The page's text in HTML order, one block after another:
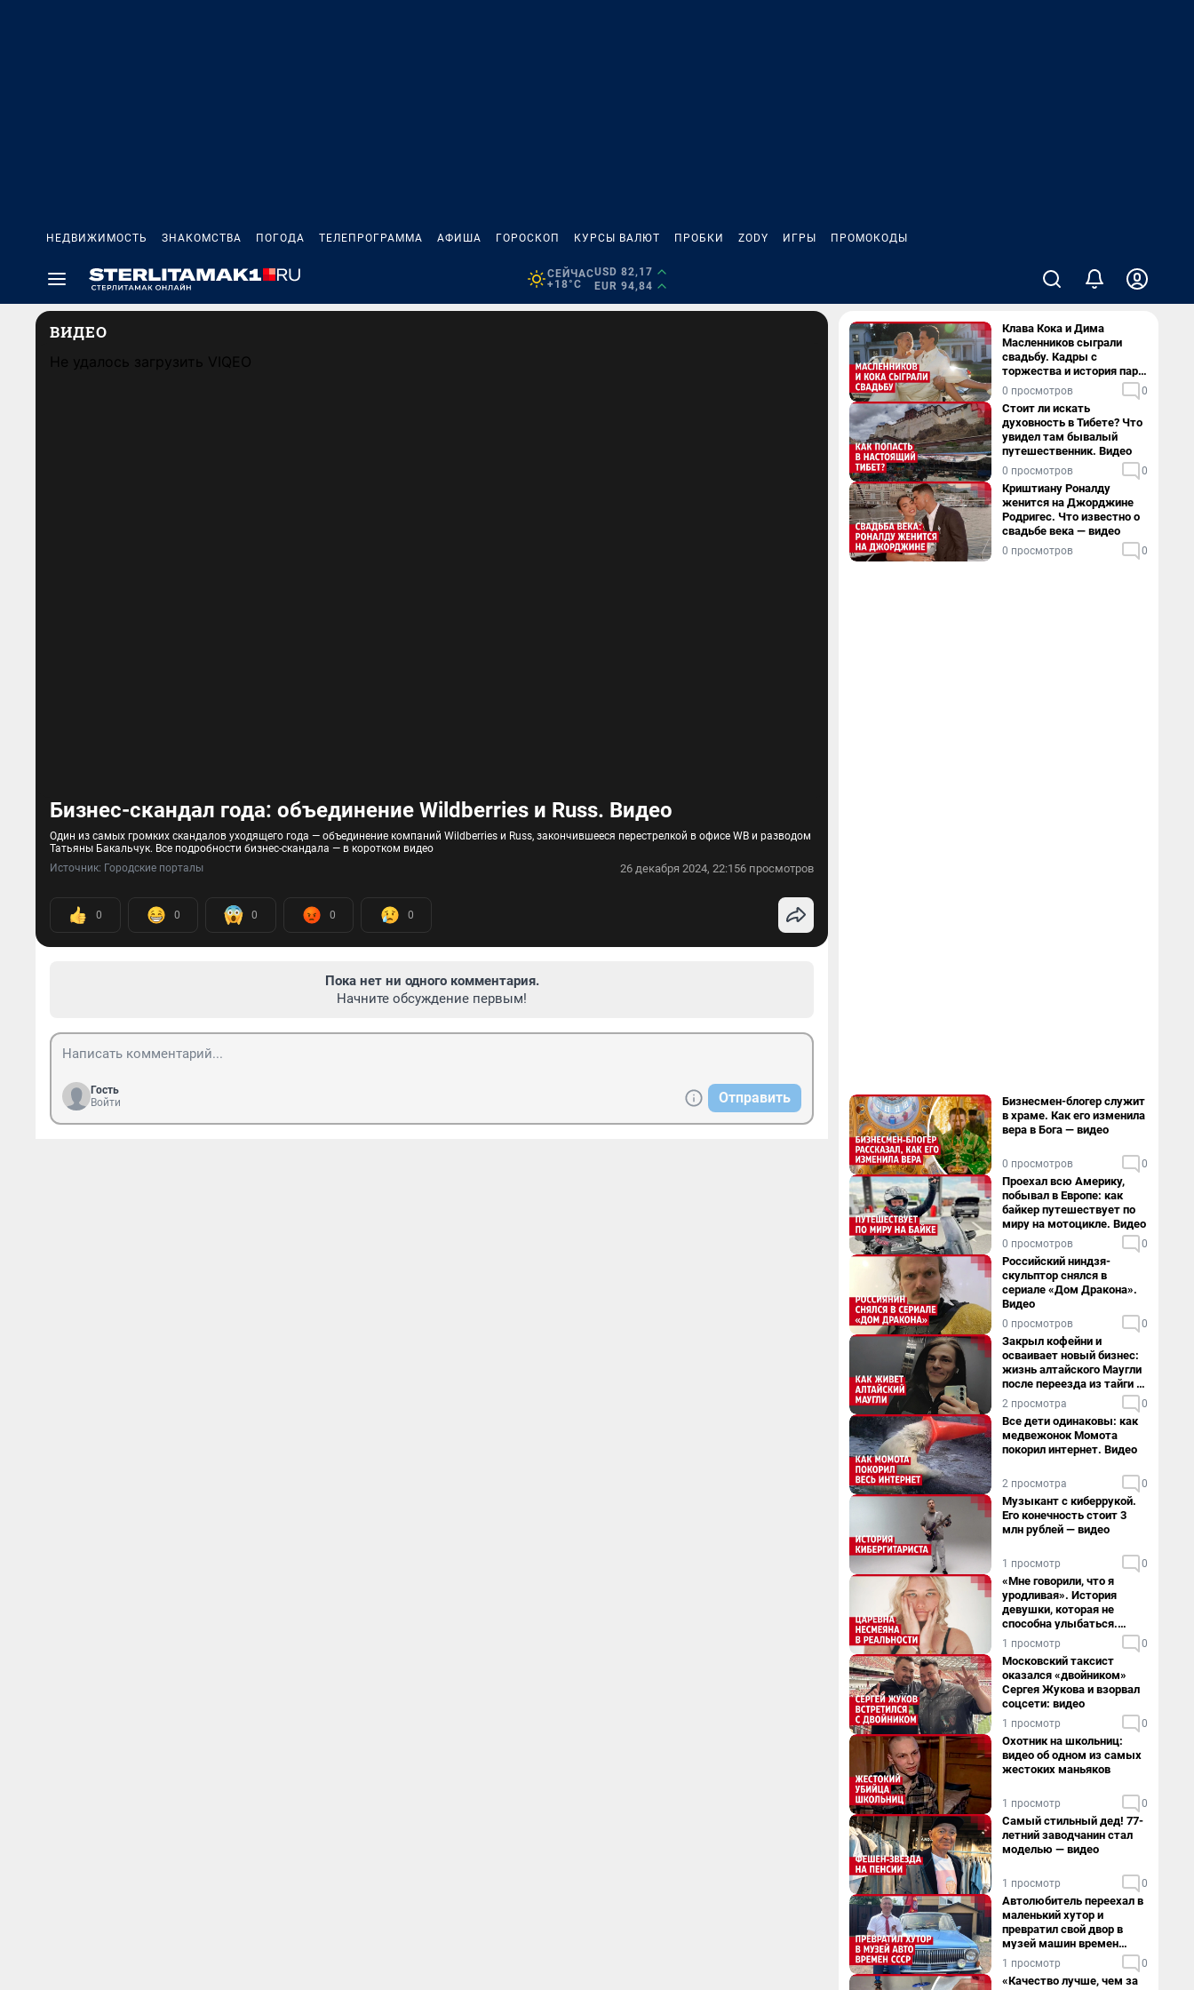
НЕДВИЖИМОСТЬ ЗНАКОМСТВА ПОГОДА ТЕЛЕПРОГРАММА АФИША ГОРОСКОП КУРСЫ ВАЛЮТ ПРОБКИ ZODY ИГРЫ ПРОМОКОДЫ
СЕЙЧАС
+18°C
USD 82,17
EUR 94,84
ВИДЕО
Не удалось загрузить VIQEO
Бизнес-скандал года: объединение Wildberries и Russ. Видео
Один из самых громких скандалов уходящего года — объединение компаний Wildberries и Russ, закончившееся перестрелкой в офисе WB и разводом
Татьяны Бакальчук. Все подробности бизнес-скандала — в коротком видео
Источник: Городские порталы 26 декабря 2024, 22:156 просмотров
0 0 0 0 0
Пока нет ни одного комментария.
Начните обсуждение первым!
Гость
Войти
Отправить
Клава Кока и Дима
Масленников сыграли
свадьбу. Кадры с
торжества и история пары
— в видео
0 просмотров 0
Стоит ли искать
духовность в Тибете? Что
увидел там бывалый
путешественник. Видео
0 просмотров 0
Криштиану Роналду
женится на Джорджине
Родригес. Что известно о
свадьбе века — видео
0 просмотров 0
Бизнесмен-блогер служит
в храме. Как его изменила
вера в Бога — видео
0 просмотров 0
Проехал всю Америку,
побывал в Европе: как
байкер путешествует по
миру на мотоцикле. Видео
0 просмотров 0
Российский ниндзя-
скульптор снялся в
сериале «Дом Дракона».
Видео
0 просмотров 0
Закрыл кофейни и
осваивает новый бизнес:
жизнь алтайского Маугли
после переезда из тайги в
столицу
2 просмотра 0
Все дети одинаковы: как
медвежонок Момота
покорил интернет. Видео
2 просмотра 0
Музыкант с киберрукой.
Его конечность стоит 3
млн рублей — видео
1 просмотр 0
«Мне говорили, что я
уродливая». История
девушки, которая не
способна улыбаться.
Видео
1 просмотр 0
Московский таксист
оказался «двойником»
Сергея Жукова и взорвал
соцсети: видео
1 просмотр 0
Охотник на школьниц:
видео об одном из самых
жестоких маньяков
1 просмотр 0
Самый стильный дед! 77-
летний заводчанин стал
моделью — видео
1 просмотр 0
Автолюбитель переехал в
маленький хутор и
превратил свой двор в
музей машин времен
СССР. Видео
1 просмотр 0
«Качество лучше, чем за